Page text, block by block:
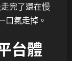
完了還在慢
氣走掉。
台體